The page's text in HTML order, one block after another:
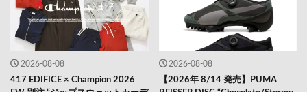
2026-08-08
417 EDIFICE × Champion 2026
2026-08-08
【2026年 8/14 発売】PUMA